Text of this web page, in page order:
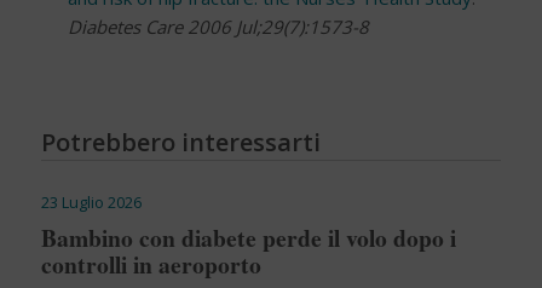
Diabetes Care 2006 Jul;29(7):1573-8
Potrebbero interessarti
23 Luglio 2026
Bambino con diabete perde il volo dopo i
controlli in aeroporto